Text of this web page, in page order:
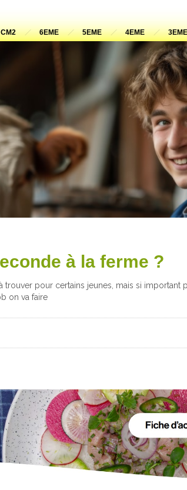
CM2 6EME 5EME 4EME 3EME
à la ferme ?
trouver pour certains jeunes, mais si important
on va faire